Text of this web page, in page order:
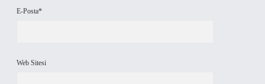
E-Posta*
Web Sitesi